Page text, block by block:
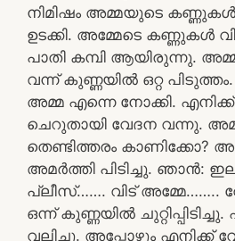
നിമിഷം അമ്മയുടെ
ഉടക്കി. അമ്മേടെ കണ്ണുകൾ
പാതി കമ്പി ആയിരുന്നു.
വന്ന് കുണ്ണയിൽ ഒറ്റ പിടുത്തം.
അമ്മ എന്നെ നോക്കി.
ചെറുതായി വേദന വന്നു.
തെണ്ടിത്തരം കാണിക്കോ?
അമർത്തി പിടിച്ചു. ഞാൻ:
പ്ലീസ്……. വിട് അമ്മേ……..
ഒന്ന് കുണ്ണയിൽ ചുറ്റിപ്പിടിച്ചു.
വലിച്ചു. അപ്പോഴും എനിക്ക്